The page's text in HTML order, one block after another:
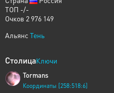
ТОП -/-
Очков 2 976 149
Альянс Тень
СтолицаКлючи
Tormans
Координаты [258:518:6]